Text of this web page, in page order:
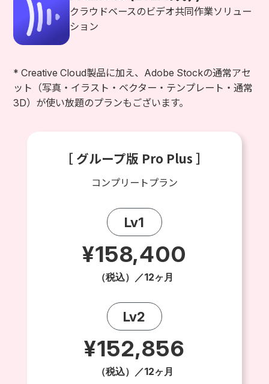
クラウドベースのビデオ共同作業ソリュー
ション
* Creative Cloud製品に加え、Adobe Stockの通常アセ
ット（写真・イラスト・ベクター・テンプレート・通常
3D）が使い放題のプランもございます。
［ グループ版 Pro Plus ］
コンプリートプラン
Lv1
¥158,400
（税込）／12ヶ月
Lv2
¥152,856
（税込）／12ヶ月